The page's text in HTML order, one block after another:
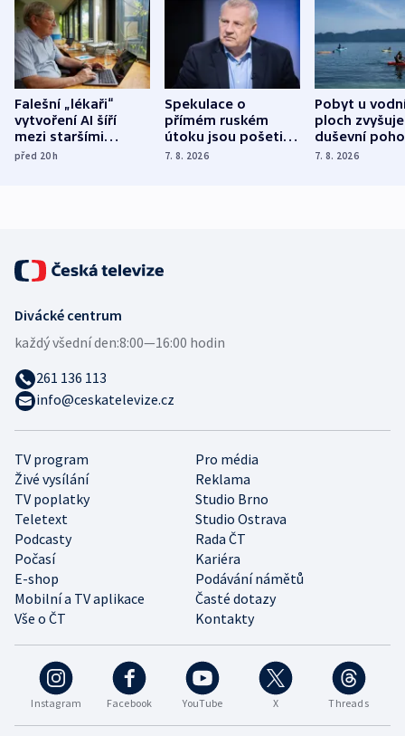
Falešní „lékaři“
vytvoření AI šíří
mezi staršími
Poláky nebezpečné
před 20h
Spekulace o
přímém ruském
útoku jsou pošetilé,
míní estonský
7. 8. 2026
Pobyt u
ploch zvyšuje
duševní
ukázala
7. 8. 2026
Instagram Facebook YouTube X Threads
TV program
Pro média
Živé vysílání
Reklama
TV poplatky
Studio Brno
Teletext
Studio Ostrava
Podcasty
Rada ČT
Počasí
Kariéra
E-shop
Podávání námětů
Mobilní a TV aplikace
Časté dotazy
Vše o ČT
Kontakty
Divácké centrum
každý všední den:8:00—16:00 hodin
261 136 113
info@ceskatelevize.cz